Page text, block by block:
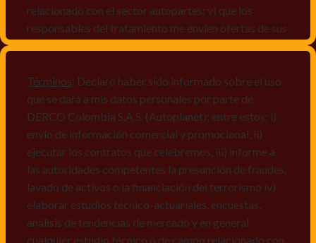
relacionado con el sector autopartes; v) que los
responsables del tratamiento me envíen ofertas de sus
mismos, vi) crear bases de datos de acuerdo a las
características y perfiles de los titulares de Datos
Personales, v) encuestas de satisfacción, vi) reportes
recall.
Declaro que puedo acceder a la política de protección
de datos personales de Derco en la
direcciónwww.autoplanet.com.co, igualmente,
manifiesto que he sido informado sobre mis derechos
a conocer, actualizar, rectificar, suprimir, solicitar
Términos: Declaro haber sido informado sobre el uso
que se dará a mis datos personales por parte de
DERCO Colombia S.A.S. (Autoplanet); entre estos: i)
envío de información comercial y promocional, ii)
ejecutar los contratos que celebremos, iii) informe a
las autoridades competentes la presunción de fraudes,
lavado de activos o la financiación del terrorismo iv)
elaborar estudios técnico-actuariales, encuestas,
análisis de tendencias de mercado y en general
cualquier estudio técnico o de campo relacionado con